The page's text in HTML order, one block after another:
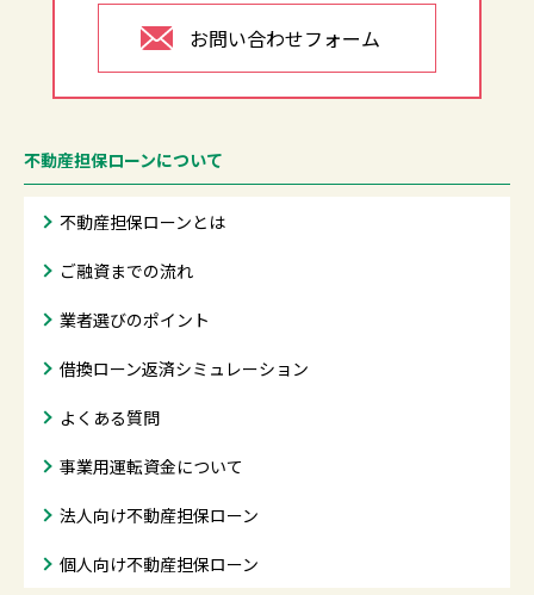
お問い合わせフォーム
不動産担保ローンについて
不動産担保ローンとは
ご融資までの流れ
業者選びのポイント
借換ローン返済シミュレーション
よくある質問
事業用運転資金について
法人向け不動産担保ローン
個人向け不動産担保ローン